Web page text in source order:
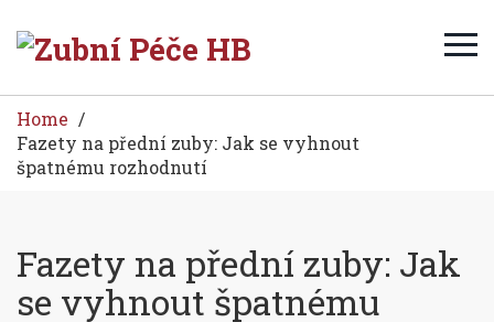
Home
Fazety na přední zuby: Jak se vyhnout
špatnému rozhodnutí
Fazety na přední zuby: Jak
se vyhnout špatnému